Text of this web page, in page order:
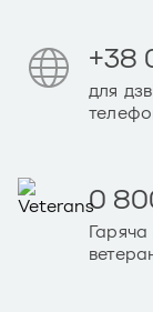
+38
для
0
Гаряча